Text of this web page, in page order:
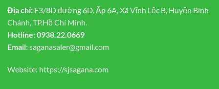
Địa chỉ: F3/8D đường 6D, Ấp 6A, Xã Vĩnh Lộc B, Huyện Bình
Chánh, TP.Hồ Chí Minh.
Hotline:0938.22.0669
Email:saganasaler@gmail.com
Website: https://sjsagana.com